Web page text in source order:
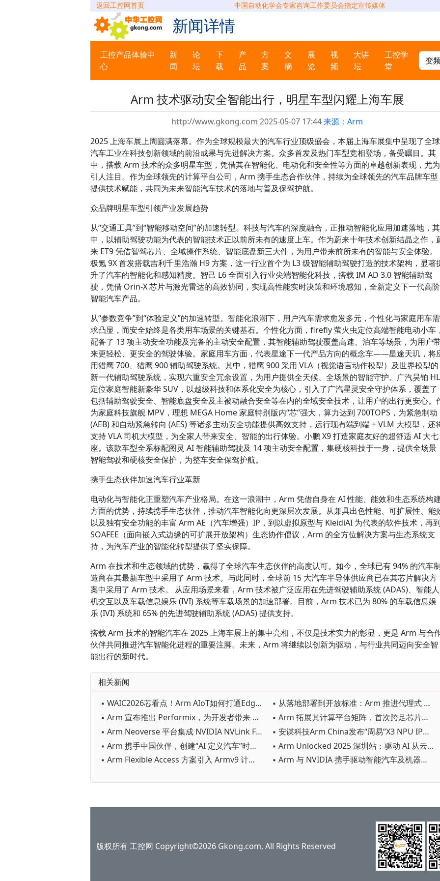
返回工控网首页 中国自动化学会专家咨询工作委员会指定宣传媒体
新闻详情
工控产品体验中
心
新
闻
论
坛
下
载
产
品
方
案
文
摘
展
览
视
频
大讲
坛
工控学
堂
Arm 技术驱动安全智能出行，明星车型闪耀上海车展
http://www.gkong.com 2025-05-07 17:44来源：Arm
2025 上海车展上周圆满落幕。作为全球规模最大的汽车行业顶级盛会，本届上海车展集中呈现了全球
汽车工业在科技创新领域的前沿成果与先进解决方案。众多首发及热门车型竞相登场，备受瞩目。其
中，搭载 Arm 技术的众多明星车型，凭借其在智能化、电动化和安全性等方面的卓越创新表现，尤为
引人注目。作为全球领先的计算平台公司，Arm 携手生态合作伙伴，持续为全球领先的汽车品牌车型
提供技术赋能，共同为未来智能汽车技术的落地与普及保驾护航。
众品牌明星车型引领产业发展趋势
从“交通工具”到“智能移动空间”的加速转型。科技与汽车的深度融合，正推动智能化应用加速落地，其
中，以辅助驾驶功能为代表的智能技术正以前所未有的速度上车。作为蔚来十年技术创新结晶之作，
来 ET9 凭借智驾芯片、全域操作系统、智能底盘新三大件，为用户带来前所未有的智能与安全体验。
极氪 9X 首发搭载吉利千里浩瀚 H9 方案，这一行业首个为 L3 级智能辅助驾驶打造的技术架构，显著
升了汽车的智能化和感知精度。智己 L6 全面引入行业尖端智能化科技，搭载 IM AD 3.0 智能辅助驾
驶，凭借 Orin-X 芯片与激光雷达的高效协同，实现高性能实时决策和环境感知，全新定义下一代高阶
智能汽车产品。
从“参数竞争”到“体验定义”的加速转型。智能化浪潮下，用户汽车需求愈发多元，个性化与家庭用车需
求凸显，而安全始终是各类用车场景的关键基石。个性化方面，firefly 萤火虫定位高端智能电动小车，
配备了 13 项主动安全功能及完备的主动安全配置，其智能辅助驾驶覆盖高速、泊车等场景，为用户
来更轻松、更安全的驾驶体验。家庭用车方面，代表星途下一代产品方向的概念车——星途天玑，将
用猎鹰 700、猎鹰 900 辅助驾驶系统。其中，猎鹰 900 采用 VLA（视觉语言动作模型）及世界模型的
新一代辅助驾驶系统，实现六重安全冗余设置，为用户提供全天候、全场景的智能守护。广汽昊铂 HL
定位家庭智能新豪华 SUV，以越级科技和体系化安全为核心，引入了广汽星灵安全守护体系，覆盖了
包括辅助驾驶安全、智能底盘安全及主被动融合安全等在内的全域安全技术，让用户的出行更安心。
为家庭科技旗舰 MPV，理想 MEGA Home 家庭特别版内“芯”强大，算力达到 700TOPS，为紧急制动
(AEB) 和自动紧急转向 (AES) 等诸多主动安全功能提供高效支持，运行现有端到端 + VLM 大模型，还
支持 VLA 司机大模型，为全家人带来安全、智能的出行体验。小鹏 X9 打造家庭友好的超舒适 AI 大七
座。该款车型全系标配图灵 AI 智能辅助驾驶及 14 项主动安全配置，集硬核科技于一身，提供全场景
智能驾驶和硬核安全保护，为整车安全保驾护航。
携手生态伙伴加速汽车行业革新
电动化与智能化正重塑汽车产业格局。在这一浪潮中，Arm 凭借自身在 AI 性能、能效和生态系统构
方面的优势，持续携手生态伙伴，推动汽车智能化向更深层次发展。从兼具出色性能、可扩展性、能
以及独有安全功能的丰富 Arm AE（汽车增强）IP，到以虚拟原型与 KleidiAI 为代表的软件技术，再到
SOAFEE（面向嵌入式边缘的可扩展开放架构）生态协作倡议，Arm 的全方位解决方案与生态系统支
持，为汽车产业的智能化转型提供了坚实保障。
Arm 在技术和生态领域的优势，赢得了全球汽车生态伙伴的高度认可。如今，全球已有 94% 的汽车
造商在其最新车型中采用了 Arm 技术。与此同时，全球前 15 大汽车半导体供应商已在其芯片解决方
案中采用了 Arm 技术。 从应用场景来看，Arm 技术被广泛应用在先进驾驶辅助系统 (ADAS)、智能人
机交互以及车载信息娱乐 (IVI) 系统等车载场景的加速部署。目前，Arm 技术已为 80% 的车载信息娱
乐 (IVI) 系统和 65% 的先进驾驶辅助系统 (ADAS) 提供支持。
搭载 Arm 技术的智能汽车在 2025 上海车展上的集中亮相，不仅是技术实力的彰显，更是 Arm 与合
伙伴共同推进汽车智能化进程的重要注脚。未来，Arm 将继续以创新为驱动，与行业共同迈向安全智
能出行的新时代。
相关新闻
▪ WAIC2026芯看点！Arm AIoT如何打通Edge AI“最后一公里”
▪ 从落地部署到开放标准：Arm 推进代理式 AI 时代基础设施演进
▪ Arm 宣布推出 Performix，为开发者带来 AI 时代必备的可扩展性能
▪ Arm 拓展其计算平台矩阵，首次跨足芯片产品
▪ Arm Neoverse 平台集成 NVIDIA NVLink Fusion，加速 AI 数据中心应用落地
▪ 安谋科技Arm China发布“周易”X3 NPU IP，端侧AIGC性能飙升10倍
▪ Arm 携手中国伙伴，创建“AI 定义汽车”时代的新范例
▪ Arm Unlocked 2025 深圳站：驱动 AI 从云到端落地，携手共绘计算未来
▪ Arm Flexible Access 方案引入 Armv9 计算平台，以更低门槛和成本赋能边缘 AI 创新
▪ Arm 与 NVIDIA 携手驱动智能汽车及机器人领域创新
版权所有 工控网 Copyright©2026 Gkong.com, All Rights Reserved